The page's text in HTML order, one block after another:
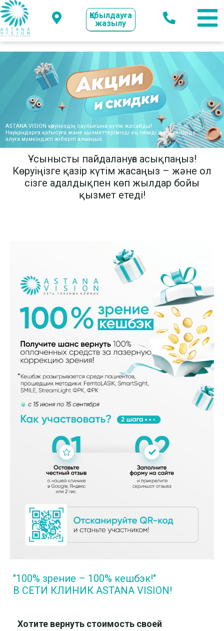
Қабылдауға
жазылу
ASTANA VISION көруініздің саулығына күтім жасайды!
Науқандарға қатысуға және қызметтерімізді ең тиімді жағдайларда
алуға мүмкіндікті жіберіп алмаңыз.
Ұсынысты пайдалануға асықпаңыз!
Көруіңізге қазір күтім жасаңыз – және ол
сізге адалдықпен көп жылдар бойы
қызмет етеді!
"100% зрение – 100% кешбэк!"
В СЕТИ КЛИНИК ASTANA VISION!
Хотите вернуть стоимость своей